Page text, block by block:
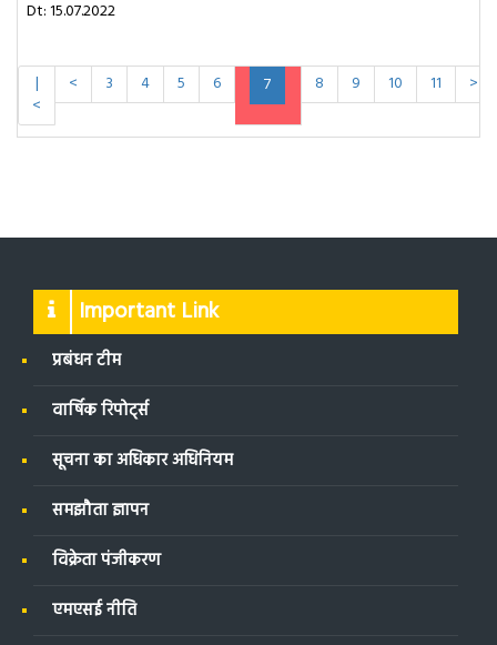
Dt: 15.07.2022
|
<
< 3 4 5 6 7 8 9 10 11 >
Important Link
प्रबंधन टीम
वार्षिक रिपोर्ट्स
सूचना का अधिकार अधिनियम
समझौता ज्ञापन
विक्रेता पंजीकरण
एमएसई नीति